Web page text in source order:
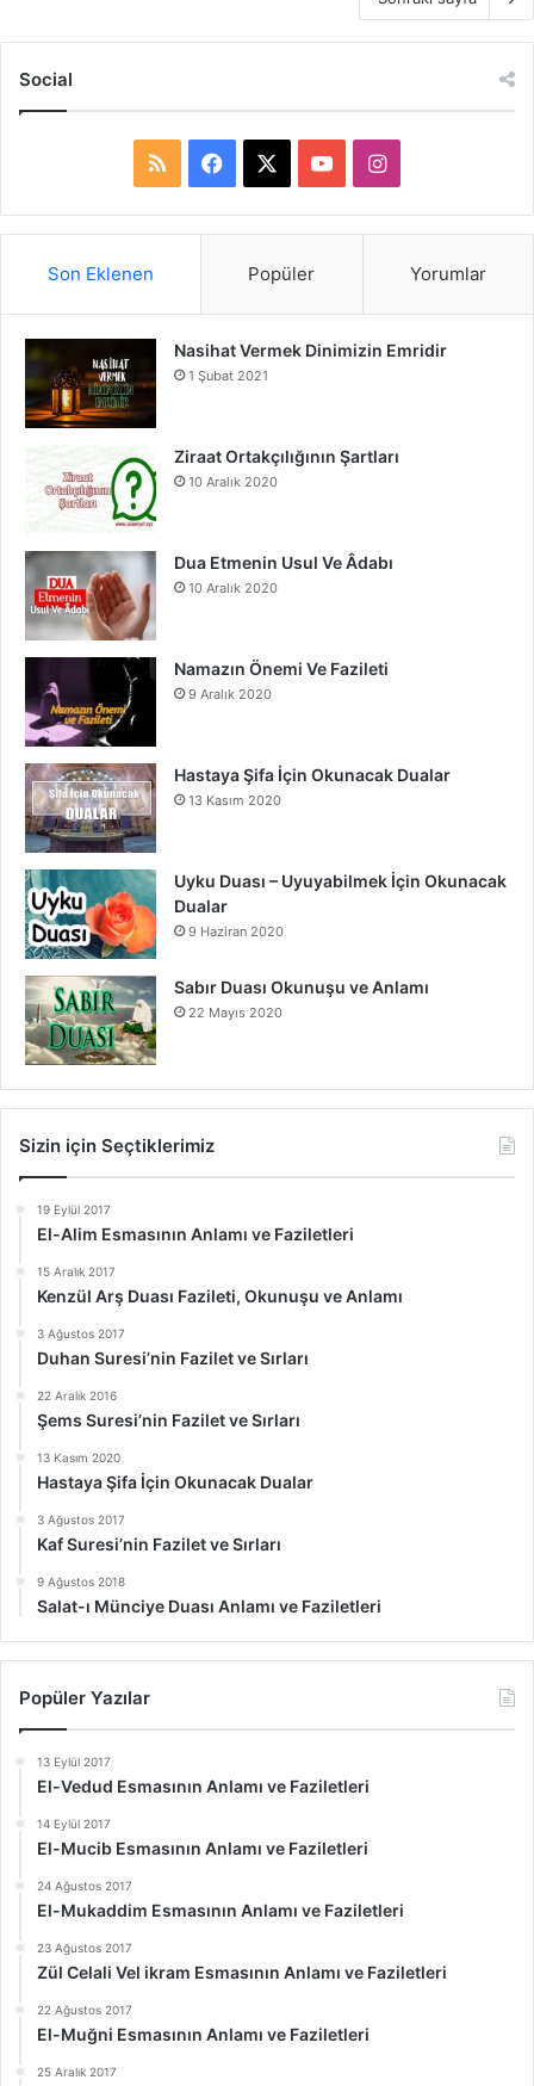
Social
S
a
b
o
o
u
e
I
n
a
r
Son Eklenen Popüler Yorumlar
Nasihat Vermek Dinimizin Emridir
1 Şubat 2021
Ziraat Ortakçılığının Şartları
10 Aralık 2020
Dua Etmenin Usul Ve Âdabı
10 Aralık 2020
Namazın Önemi Ve Fazileti
9 Aralık 2020
Hastaya Şifa İçin Okunacak Dualar
13 Kasım 2020
Uyku Duası – Uyuyabilmek İçin Okunacak
Dualar
9 Haziran 2020
Sabır Duası Okunuşu ve Anlamı
22 Mayıs 2020
Sizin için Seçtiklerimiz
19 Eylül 2017
El-Alim Esmasının Anlamı ve Faziletleri
15 Aralık 2017
Kenzül Arş Duası Fazileti, Okunuşu ve Anlamı
3 Ağustos 2017
Duhan Suresi’nin Fazilet ve Sırları
22 Aralık 2016
Şems Suresi’nin Fazilet ve Sırları
13 Kasım 2020
Hastaya Şifa İçin Okunacak Dualar
3 Ağustos 2017
Kaf Suresi’nin Fazilet ve Sırları
9 Ağustos 2018
Salat-ı Münciye Duası Anlamı ve Faziletleri
Popüler Yazılar
13 Eylül 2017
El-Vedud Esmasının Anlamı ve Faziletleri
14 Eylül 2017
El-Mucib Esmasının Anlamı ve Faziletleri
24 Ağustos 2017
El-Mukaddim Esmasının Anlamı ve Faziletleri
23 Ağustos 2017
Zül Celali Vel ikram Esmasının Anlamı ve Faziletleri
22 Ağustos 2017
El-Muğni Esmasının Anlamı ve Faziletleri
25 Aralık 2017